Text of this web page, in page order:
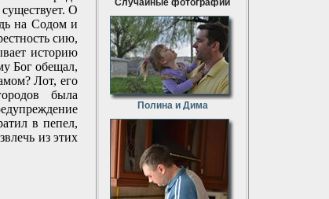
О
на Содом и
сию,
историю
Бог обещал,
Лот, его
была
в пепел,
из этих
Случайные фотографии
Полина и Дима